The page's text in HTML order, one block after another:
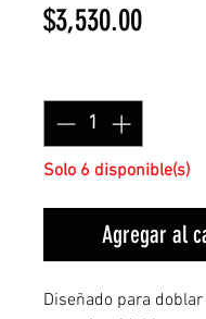
$3,530.00Precio
Solo 6 disponible(s)
Agregar al
Diseñado para